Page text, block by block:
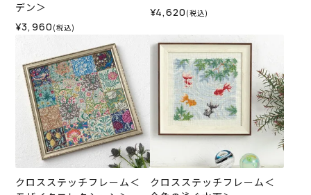
デン＞
¥3,960 (税込)
¥4,620 (税込)
クロスステッチフレーム＜
クロスステッチフレーム＜